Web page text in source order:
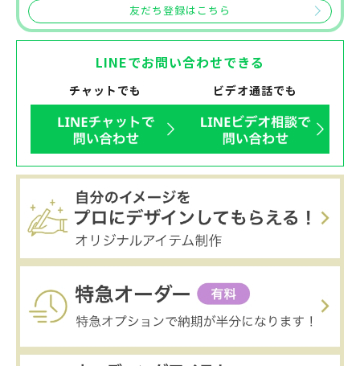
友だち登録はこちら
LINEでお問い合わせできる
チャットでも ビデオ通話でも